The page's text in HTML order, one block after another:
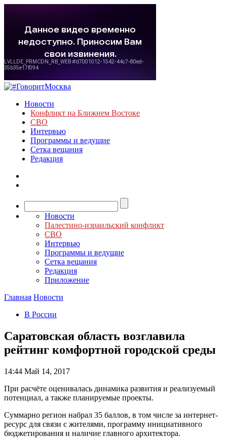
Новости
Конфликт на Ближнем Востоке
СВО
Интервью
Программы и ведущие
Сетка вещания
Редакция
Новости
Палестино-израильский конфликт
СВО
Интервью
Программы и ведущие
Сетка вещания
Редакция
Приложение
Главная Новости
В России
Саратовская область возглавила
рейтинг комфортной городской среды
14:44 Май 14, 2017
При расчёте оценивалась динамика развития и реализуемый
потенциал, а также планируемые проекты.
Суммарно регион набрал 35 баллов, в том числе за интернет-
ресурс для связи с жителями, программу инициативного
бюджетирования и наличие главного архитектора.